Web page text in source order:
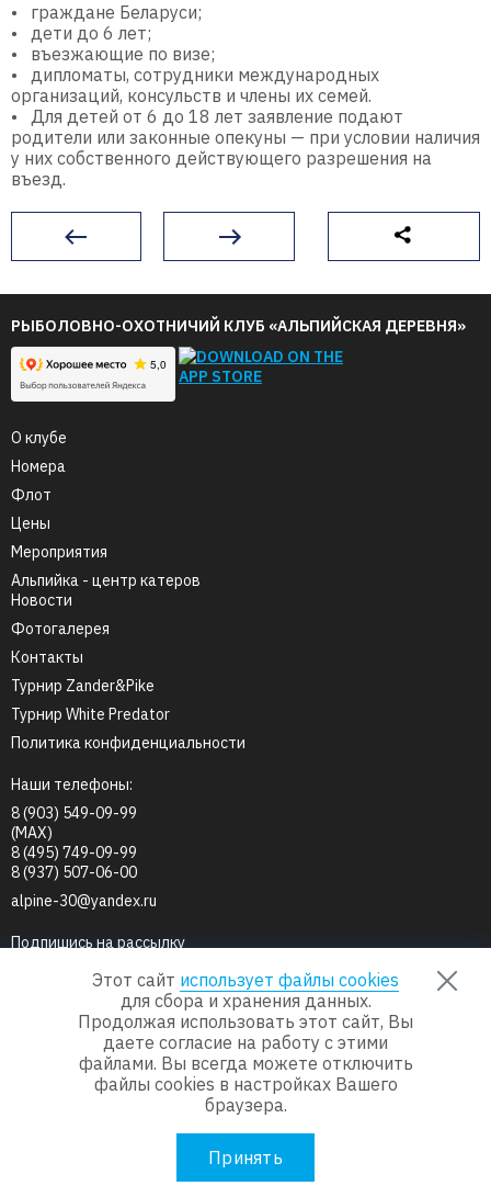
•
граждане Беларуси;
•
дети до 6 лет;
•
въезжающие по визе;
•
дипломаты, сотрудники международных
организаций, консульств и члены их семей.
•
Для детей от 6 до 18 лет заявление подают
родители или законные опекуны — при условии наличия
у них собственного действующего разрешения на
въезд.
РЫБОЛОВНО-ОХОТНИЧИЙ КЛУБ «АЛЬПИЙСКАЯ ДЕРЕВНЯ»
О клубе
Номера
Флот
Цены
Мероприятия
Альпийка - центр катеров
Новости
Фотогалерея
Контакты
Турнир Zander&Pike
Турнир White Predator
Политика конфиденциальности
Наши телефоны:
8 (903) 549-09-99
(MAX)
8 (495) 749-09-99
8 (937) 507-06-00
alpine-30@yandex.ru
Подпишись на рассылку
Мы в соц.сетях
Этот сайт использует файлы cookies
для сбора и хранения данных.
Продолжая использовать этот сайт, Вы
даете согласие на работу с этими
файлами. Вы всегда можете отключить
файлы cookies в настройках Вашего
браузера.
Принять